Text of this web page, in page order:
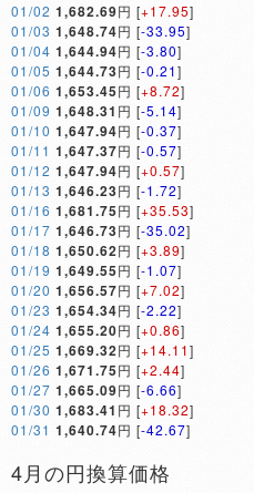
01/02 1,682.69円 [+17.95]
01/03 1,648.74円 [-33.95]
01/04 1,644.94円 [-3.80]
01/05 1,644.73円 [-0.21]
01/06 1,653.45円 [+8.72]
01/09 1,648.31 円 [-5.14]
01/10 1,647.94円 [-0.37]
01/11 1,647.37円 [-0.57]
01/12 1,647.94円 [+0.57]
01/13 1,646.23円 [-1.72]
01/16 1,681.75円 [+35.53]
01/17 1,646.73円 [-35.02]
01/18 1,650.62円 [+3.89]
01/19 1,649.55円 [-1.07]
01/20 1,656.57円 [+7.02]
01/23 1,654.34円 [-2.22]
01/24 1,655.20円 [+0.86]
01/25 1,669.32円 [+14.11]
01/26 1,671.75円 [+2.44]
01/27 1,665.09円 [-6.66]
01/30 1,683.41 円 [+18.32]
01/31 1,640.74円 [-42.67]
4月の円換算価格